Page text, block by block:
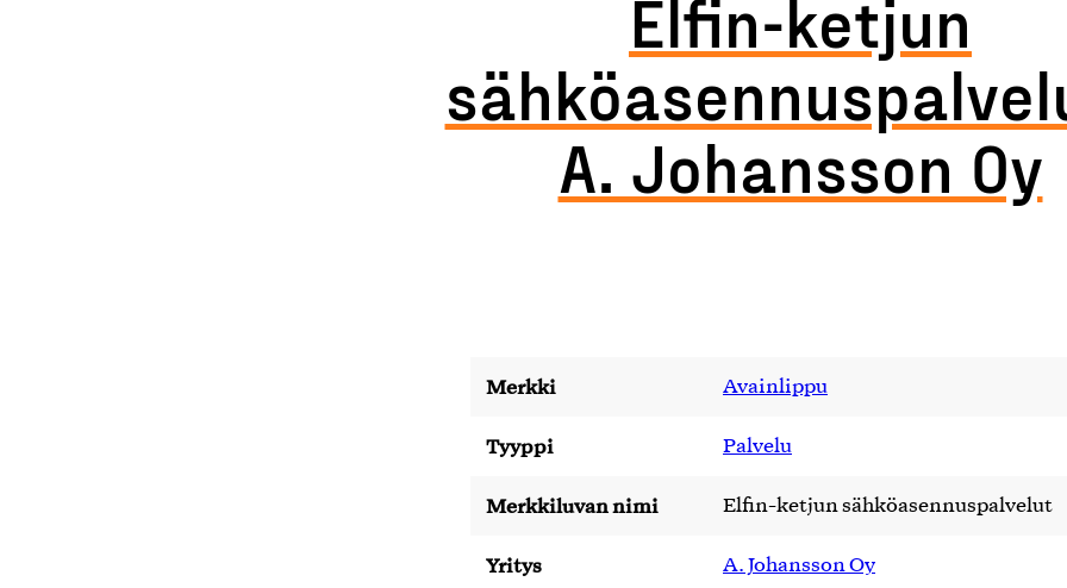
Elfin-ketjun
A. Johansson Oy
Merkki Avainlippu
Tyyppi Palvelu
Merkkiluvan nimi Elfin-ketjun sähköasennuspalvelut
Yritys A. Johansson Oy